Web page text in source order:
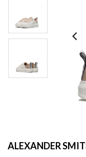
ALEXANDER